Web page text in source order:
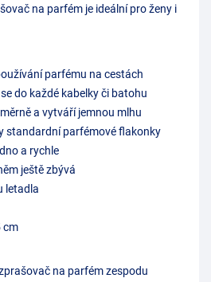
na parfém je ideální pro ženy i
parfému na cestách
do každé kabelky či batohu
a vytváří jemnou mlhu
standardní parfémové flakonky
a rychle
ještě zbývá
letadla
cm
na parfém zespodu